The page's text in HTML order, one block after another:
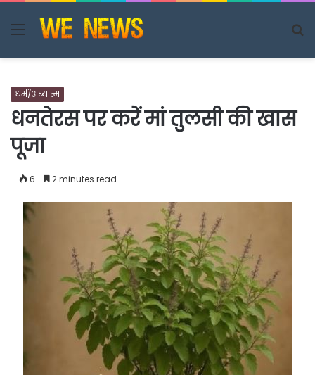
Menu
धर्म/अध्यात्म
धनतेरस पर करें मां तुलसी की खास
पूजा
6 2 minutes read